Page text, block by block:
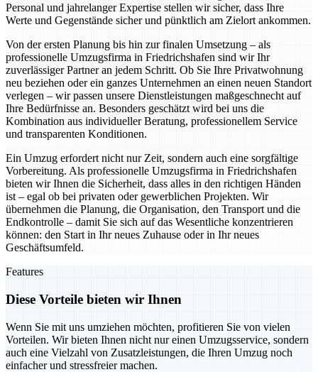
Personal und jahrelanger Expertise stellen wir sicher, dass Ihre
Werte und Gegenstände sicher und pünktlich am Zielort ankommen.
Von der ersten Planung bis hin zur finalen Umsetzung – als
professionelle Umzugsfirma in Friedrichshafen sind wir Ihr
zuverlässiger Partner an jedem Schritt. Ob Sie Ihre Privatwohnung
neu beziehen oder ein ganzes Unternehmen an einen neuen Standort
verlegen – wir passen unsere Dienstleistungen maßgeschnecht auf
Ihre Bedürfnisse an. Besonders geschätzt wird bei uns die
Kombination aus individueller Beratung, professionellem Service
und transparenten Konditionen.
Ein Umzug erfordert nicht nur Zeit, sondern auch eine sorgfältige
Vorbereitung. Als professionelle Umzugsfirma in Friedrichshafen
bieten wir Ihnen die Sicherheit, dass alles in den richtigen Händen
ist – egal ob bei privaten oder gewerblichen Projekten. Wir
übernehmen die Planung, die Organisation, den Transport und die
Endkontrolle – damit Sie sich auf das Wesentliche konzentrieren
können: den Start in Ihr neues Zuhause oder in Ihr neues
Geschäftsumfeld.
Features
Diese Vorteile bieten wir Ihnen
Wenn Sie mit uns umziehen möchten, profitieren Sie von vielen
Vorteilen. Wir bieten Ihnen nicht nur einen Umzugsservice, sondern
auch eine Vielzahl von Zusatzleistungen, die Ihren Umzug noch
einfacher und stressfreier machen.